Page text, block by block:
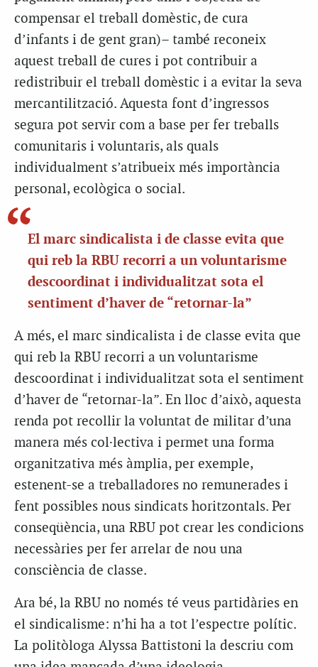
compensar el treball domèstic, de cura
d’infants i de gent gran)– també reconeix
aquest treball de cures i pot contribuir a
redistribuir el treball domèstic i a evitar la seva
mercantilització. Aquesta font d’ingressos
segura pot servir com a base per fer treballs
comunitaris i voluntaris, als quals
individualment s’atribueix més importància
personal, ecològica o social.
El marc sindicalista i de classe evita que
qui reb la RBU recorri a un voluntarisme
descoordinat i individualitzat sota el
sentiment d’haver de “retornar-la”
A més, el marc sindicalista i de classe evita que
qui reb la RBU recorri a un voluntarisme
descoordinat i individualitzat sota el sentiment
d’haver de “retornar-la”. En lloc d’això, aquesta
renda pot recollir la voluntat de militar d’una
manera més col·lectiva i permet una forma
organitzativa més àmplia, per exemple,
estenent-se a treballadores no remunerades i
fent possibles nous sindicats horitzontals. Per
conseqüència, una RBU pot crear les condicions
necessàries per fer arrelar de nou una
consciència de classe.
Ara bé, la RBU no només té veus partidàries en
el sindicalisme: n’hi ha a tot l’espectre polític.
La politòloga Alyssa Battistoni la descriu com